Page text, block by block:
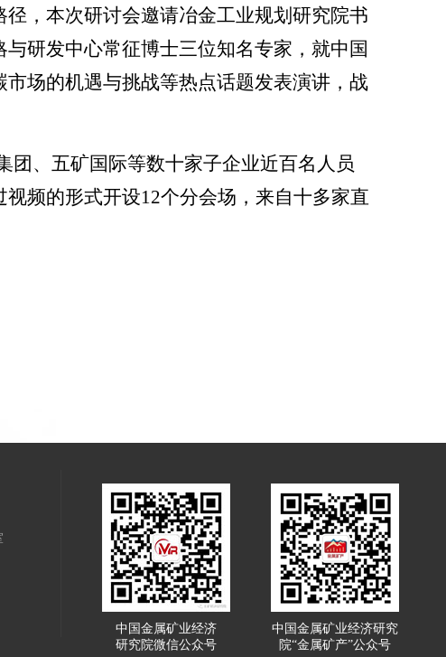
，本次研讨会邀请冶金工业规划研究院书
研发中心常征博士三位知名专家，就中国
场的机遇与挑战等热点话题发表演讲，战
团、五矿国际等数十家子企业近百名人员
视频的形式开设12个分会场，来自十多家直
中国金属矿业经济
研究院微信公众号
中国金属矿业经济研究
院“金属矿产”公众号